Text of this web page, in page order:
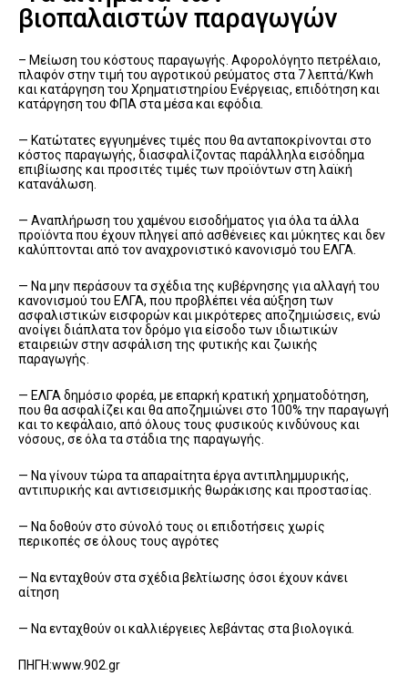
βιοπαλαιστών παραγωγών
– Μείωση του κόστους παραγωγής. Αφορολόγητο πετρέλαιο,
πλαφόν στην τιμή του αγροτικού ρεύματος στα 7 λεπτά/Kwh
και κατάργηση του Χρηματιστηρίου Ενέργειας, επιδότηση και
κατάργηση του ΦΠΑ στα μέσα και εφόδια.
— Κατώτατες εγγυημένες τιμές που θα ανταποκρίνονται στο
κόστος παραγωγής, διασφαλίζοντας παράλληλα εισόδημα
επιβίωσης και προσιτές τιμές των προϊόντων στη λαϊκή
κατανάλωση.
— Αναπλήρωση του χαμένου εισοδήματος για όλα τα άλλα
προϊόντα που έχουν πληγεί από ασθένειες και μύκητες και δεν
καλύπτονται από τον αναχρονιστικό κανονισμό του ΕΛΓΑ.
— Να μην περάσουν τα σχέδια της κυβέρνησης για αλλαγή του
κανονισμού του ΕΛΓΑ, που προβλέπει νέα αύξηση των
ασφαλιστικών εισφορών και μικρότερες αποζημιώσεις, ενώ
ανοίγει διάπλατα τον δρόμο για είσοδο των ιδιωτικών
εταιρειών στην ασφάλιση της φυτικής και ζωικής
παραγωγής.
— ΕΛΓΑ δημόσιο φορέα, με επαρκή κρατική χρηματοδότηση,
που θα ασφαλίζει και θα αποζημιώνει στο 100% την παραγωγή
και το κεφάλαιο, από όλους τους φυσικούς κινδύνους και
νόσους, σε όλα τα στάδια της παραγωγής.
— Να γίνουν τώρα τα απαραίτητα έργα αντιπλημμυρικής,
αντιπυρικής και αντισεισμικής θωράκισης και προστασίας.
— Να δοθούν στο σύνολό τους οι επιδοτήσεις χωρίς
περικοπές σε όλους τους αγρότες
— Να ενταχθούν στα σχέδια βελτίωσης όσοι έχουν κάνει
αίτηση
— Να ενταχθούν οι καλλιέργειες λεβάντας στα βιολογικά.
ΠΗΓΗ:www.902.gr